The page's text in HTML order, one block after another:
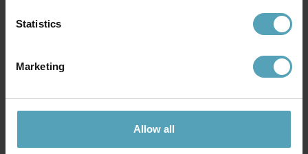
Statistics
Marketing
Allow all
579 kr
Rek. 1 019 kr
PRISMATCH